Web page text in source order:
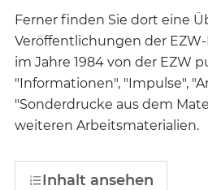
Ferner finden Sie dort eine
Veröffentlichungen der
im Jahre 1984 von der EZW
"Informationen", "Impulse",
"Sonderdrucke aus dem
weiteren Arbeitsmaterialien.
Inhalt ansehen